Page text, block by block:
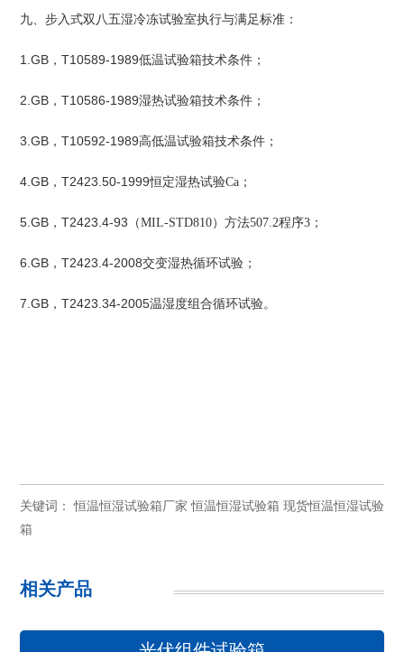
九、步入式双八五湿冷冻试验室执行与满足标准：
1.GB，T10589-1989低温试验箱技术条件；
2.GB，T10586-1989湿热试验箱技术条件；
3.GB，T10592-1989高低温试验箱技术条件；
4.GB，T2423.50-1999恒定湿热试验Ca；
5.GB，T2423.4-93 （MIL-STD810）方法507.2程序3；
6.GB，T2423.4-2008交变湿热循环试验；
7.GB，T2423.34-2005温湿度组合循环试验。
关键词：恒温恒湿试验箱厂家 恒温恒湿试验箱 现货恒温恒湿试验
箱
相关产品